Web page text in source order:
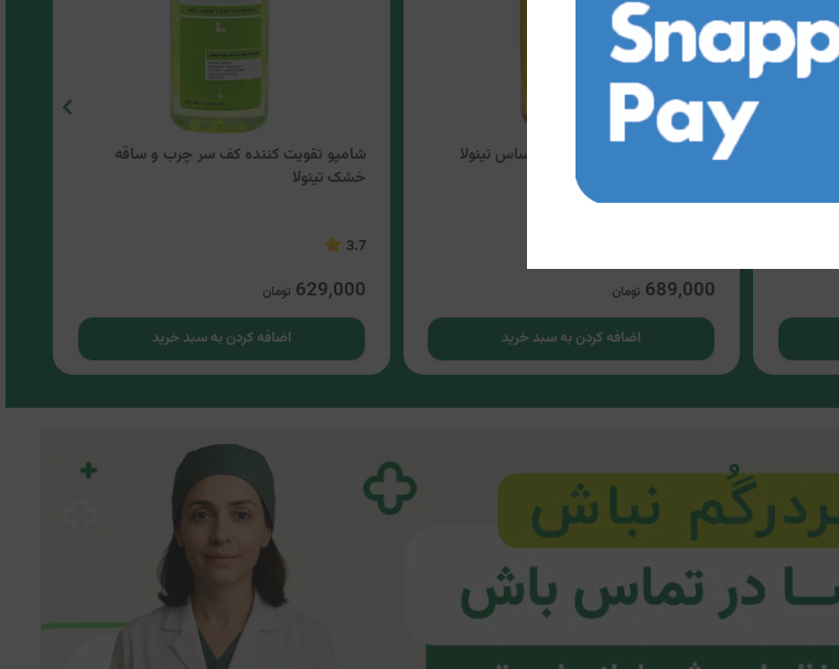
شامپو تقویت کننده کف سر حساس تینولا
689,000 تومان
اضافه کردن به سبد خرید
شامپو تقویت کننده کف سر چرب و ساقه
خشک تینولا
3.7
629,000 تومان
اضافه کردن به سبد خرید